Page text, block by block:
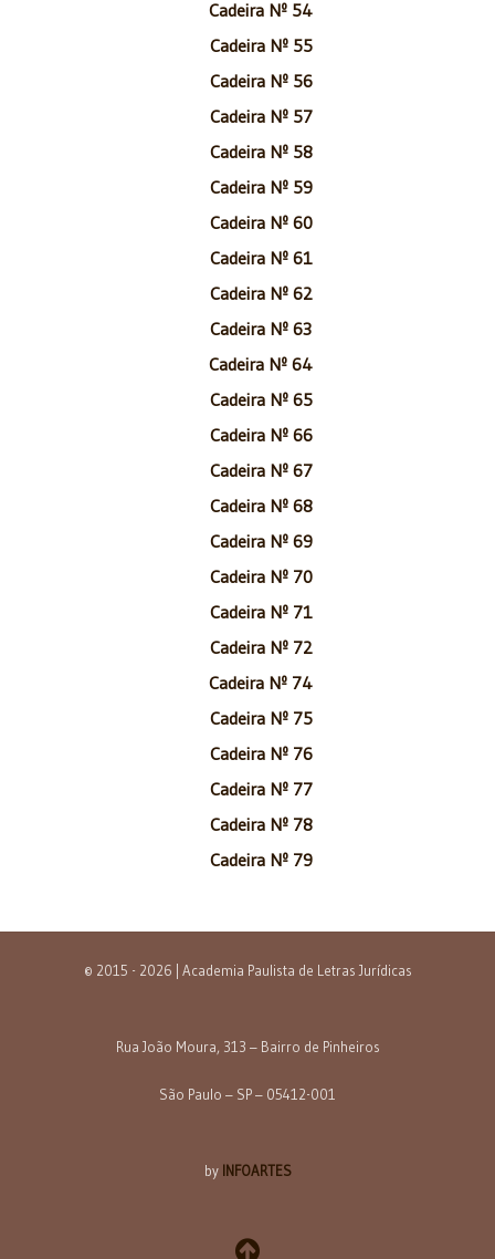
Cadeira Nº 54
Cadeira Nº 55
Cadeira Nº 56
Cadeira Nº 57
Cadeira Nº 58
Cadeira Nº 59
Cadeira Nº 60
Cadeira Nº 61
Cadeira Nº 62
Cadeira Nº 63
Cadeira Nº 64
Cadeira Nº 65
Cadeira Nº 66
Cadeira Nº 67
Cadeira Nº 68
Cadeira Nº 69
Cadeira Nº 70
Cadeira Nº 71
Cadeira Nº 72
Cadeira Nº 74
Cadeira Nº 75
Cadeira Nº 76
Cadeira Nº 77
Cadeira Nº 78
Cadeira Nº 79
© 2015 - 2026 | Academia Paulista de Letras Jurídicas
Rua João Moura, 313 – Bairro de Pinheiros
São Paulo – SP – 05412-001
by INFOARTES